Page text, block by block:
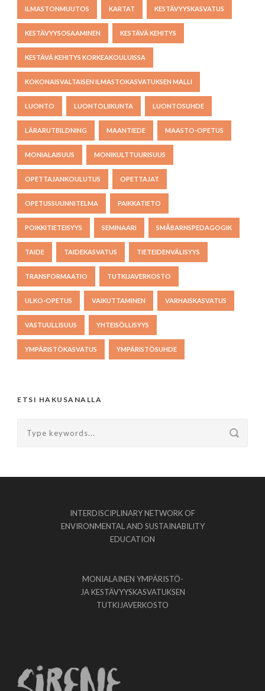
ILMASTONMUUTOS KARTAT KESTÄVYYSKASVATUS
KESTÄVYYSOSAAMINEN KESTÄVÄ KEHITYS
KESTÄVÄ KEHITYS KORKEAKOULUISSA
KOKONAISVALTAISEN ILMASTOKASVATUKSEN MALLI
LUONTO LUONTOLIIKUNTA LUONTOSUHDE
LÄRARUTBILDNING MAANTIEDE MAASTO-OPETUS
MONIALAISUUS MONIKULTTUURISUUS
OPETTAJANKOULUTUS OPETTAJAT
OPETUSSUUNNITELMA PAIKKATIETO
POIKKITIETEISYYS SEMINAARI SMÅBARNSPEDAGOGIK
TAIDE TAIDEKASVATUS TIETEIDENVÄLISYYS
TRANSFORMAATIO TUTKIJAVERKOSTO
ULKO-OPETUS VAIKUTTAMINEN VARHAISKASVATUS
VASTUULLISUUS YHTEISÖLLISYYS
YMPÄRISTÖKASVATUS YMPÄRISTÖSUHDE
ETSI HAKUSANALLA
INTERDISCIPLINARY NETWORK OF
ENVIRONMENTAL AND SUSTAINABILITY
EDUCATION
MONIALAINEN YMPÄRISTÖ-
JA KESTÄVYYSKASVATUKSEN
TUTKIJAVERKOSTO